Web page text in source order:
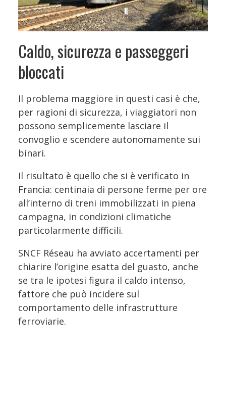
Caldo, sicurezza e passeggeri
bloccati
Il problema maggiore in questi casi è che,
per ragioni di sicurezza, i viaggiatori non
possono semplicemente lasciare il
convoglio e scendere autonomamente sui
binari.
Il risultato è quello che si è verificato in
Francia: centinaia di persone ferme per ore
all’interno di treni immobilizzati in piena
campagna, in condizioni climatiche
particolarmente difficili.
SNCF Réseau ha avviato accertamenti per
chiarire l’origine esatta del guasto, anche
se tra le ipotesi figura il caldo intenso,
fattore che può incidere sul
comportamento delle infrastrutture
ferroviarie.